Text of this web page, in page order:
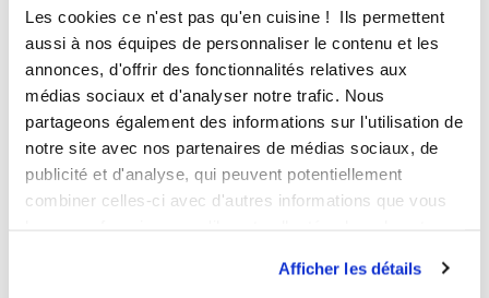
Les cookies ce n'est pas qu'en cuisine ! Ils permettent
aussi à nos équipes de personnaliser le contenu et les
annonces, d'offrir des fonctionnalités relatives aux
médias sociaux et d'analyser notre trafic. Nous
partageons également des informations sur l'utilisation de
notre site avec nos partenaires de médias sociaux, de
publicité et d'analyse, qui peuvent potentiellement
combiner celles-ci avec d'autres informations que vous
Afficher les détails